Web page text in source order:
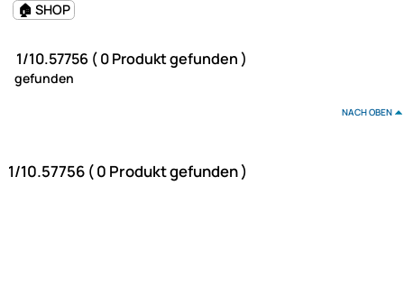
1/10.57756 ( 0 Produkt gefunden )